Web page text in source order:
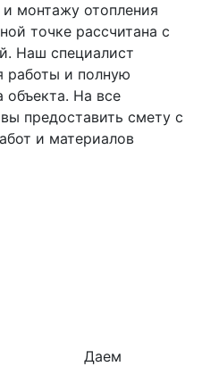
монтажу отопления
точке рассчитана с
Наш специалист
работы и полную
объекта. На все
предоставить смету с
и материалов
Даем